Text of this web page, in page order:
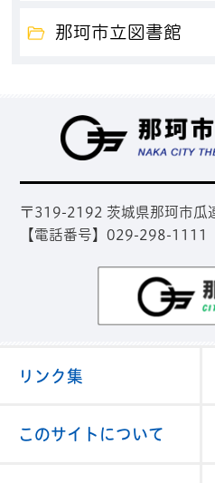
那珂市立図書館
〒319-2192 茨城県那珂市瓜
【電話番号】029-298-1111
リンク集
このサイトについて